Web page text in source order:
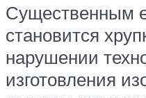
Существенным
становится
нарушении
изготовления